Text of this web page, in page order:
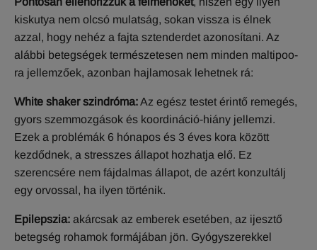
kiskutya nem olcsó mulatság, sokan vissza is élnek
azzal, hogy nehéz a fajta sztenderdet azonosítani. Az
alábbi betegségek természetesen nem minden maltipoo-
ra jellemzőek, azonban hajlamosak lehetnek rá:
White shaker szindróma:Az egész testet érintő remegés,
gyors szemmozgások és koordináció-hiány jellemzi.
Ezek a problémák 6 hónapos és 3 éves kora között
kezdődnek, a stresszes állapot hozhatja elő. Ez
szerencsére nem fájdalmas állapot, de azért konzultálj
egy orvossal, ha ilyen történik.
Epilepszia: akárcsak az emberek esetében, az ijesztő
betegség rohamok formájában jön. Gyógyszerekkel